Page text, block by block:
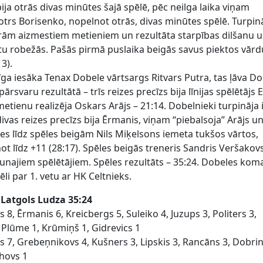
otrās divas minūtes šajā spēlē, pēc neilga laika viņam
Borisenko, nopelnot otrās, divas minūtes spēlē.
aizmestiem metieniem un rezultāta starpības dilšanu
robežās. Pašās pirmā puslaika beigās savus piektos
iesāka Tenax Dobele vārtsargs Ritvars Putra, tas ļāva
rezultātā – trīs reizes precīzs bija līnijas spēlētājs
realizēja Oskars Arājs – 21:14. Dobelnieki turpināja
reizes precīzs bija Ērmanis, viņam “piebalsoja” Arājs
līdz spēles beigām Nils Miķelsons iemeta tukšos vārtos,
līdz +11 (28:17). Spēles beigās treneris Sandris
spēlētājiem. Spēles rezultāts – 35:24. Dobeles
par 1. vetu ar HK Celtnieks.
Latgols Ludza 35:24
8, Ērmanis 6, Kreicbergs 5, Suleiko 4, Juzups 3, Politers 3,
1, Krūmiņš 1, Gidrevics 1
7, Grebeņnikovs 4, Kušners 3, Lipskis 3, Rancāns 3,
1